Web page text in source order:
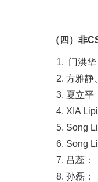
（四）非
门洪
方雅静
夏立平
XIA
Song
Song
吕蕊：
孙磊：